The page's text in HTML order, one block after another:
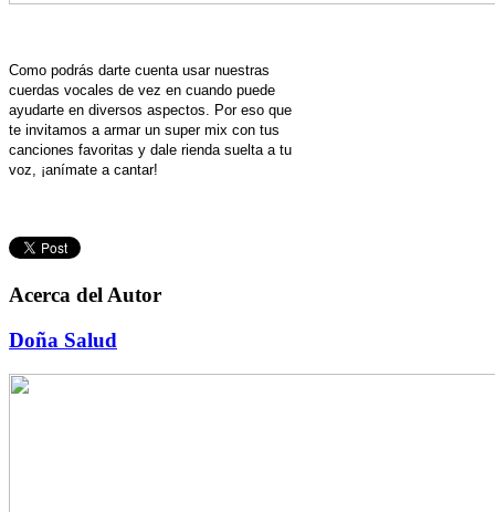
Como podrás darte cuenta usar nuestras
cuerdas vocales de vez en cuando puede
ayudarte en diversos aspectos. Por eso que
te invitamos a armar un super mix con tus
canciones favoritas y dale rienda suelta a tu
voz, ¡anímate a cantar!
Acerca del Autor
Doña Salud